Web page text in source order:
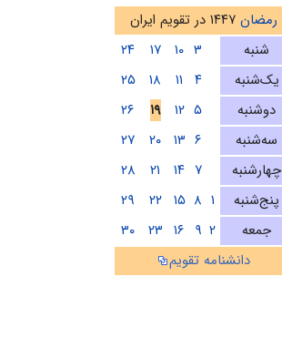
رمضان
شنبه
۳ ۱۰ ۱۷
۲۴
یک‌شنبه
۴ ۱۱ ۱۸
۲۵
دوشنبه
۵ ۱۲ ۱۹
۲۶
سه‌شنبه
۶ ۱۳ ۲۰
۲۷
چهارشنبه
۷ ۱۴ ۲۱
۲۸
پنج‌شنبه
۱ ۸ ۱۵ ۲۲
۲۹
جمعه
۲ ۹ ۱۶ ۲۳
۳۰
دانشنامه تقویم